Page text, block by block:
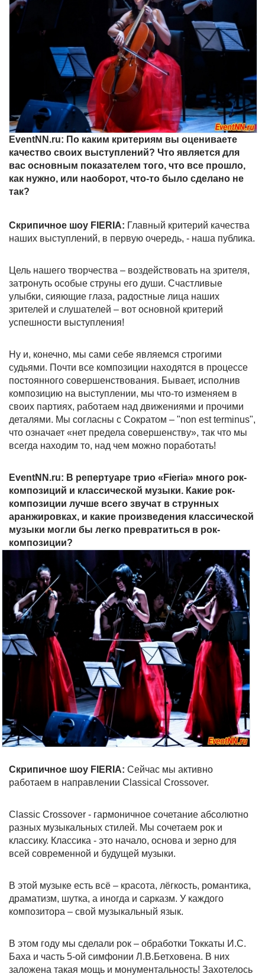
EventNN.ru: По каким критериям вы оцениваете
качество своих выступлений? Что является для
вас основным показателем того, что все прошло,
как нужно, или наоборот, что-то было сделано не
так?
Скрипичное шоу FIERIA: Главный критерий качества
наших выступлений, в первую очередь, - наша публика.
Цель нашего творчества – воздействовать на зрителя,
затронуть особые струны его души. Счастливые
улыбки, сияющие глаза, радостные лица наших
зрителей и слушателей – вот основной критерий
успешности выступления!
Ну и, конечно, мы сами себе являемся строгими
судьями. Почти все композиции находятся в процессе
постоянного совершенствования. Бывает, исполнив
композицию на выступлении, мы что-то изменяем в
своих партиях, работаем над движениями и прочими
деталями. Мы согласны с Сократом – "non est terminus",
что означает «нет предела совершенству», так что мы
всегда находим то, над чем можно поработать!
EventNN.ru: В репертуаре трио «Fieria» много рок-
композиций и классической музыки. Какие рок-
композиции лучше всего звучат в струнных
аранжировках, и какие произведения классической
музыки могли бы легко превратиться в рок-
композиции?
Скрипичное шоу FIERIA: Сейчас мы активно
работаем в направлении Classical Crossover.
Classic Crossover - гармоничное сочетание абсолютно
разных музыкальных стилей. Мы сочетаем рок и
классику. Классика - это начало, основа и зерно для
всей современной и будущей музыки.
В этой музыке есть всё – красота, лёгкость, романтика,
драматизм, шутка, а иногда и сарказм. У каждого
композитора – свой музыкальный язык.
В этом году мы сделали рок – обработки Токкаты И.С.
Баха и часть 5-ой симфонии Л.В.Бетховена. В них
заложена такая мощь и монументальность! Захотелось